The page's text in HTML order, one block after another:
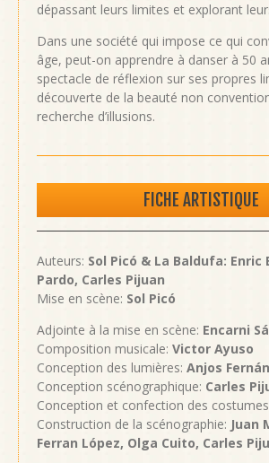
dépassant leurs limites et explorant
Dans une société qui impose ce qui
âge, peut-on apprendre à danser à 50
spectacle de réflexion sur ses propres
découverte de la beauté non
recherche d’illusions.
FICHE ARTISTIQUE
Auteurs: Sol Picó & La Baldufa: Enric
Pardo, Carles Pijuan
Mise en scène: Sol Picó
Adjointe à la mise en scène: Encarni
Composition musicale: Victor Ayuso
Conception des lumières: Anjos
Conception scénographique: Carles
Conception et confection des
Construction de la scénographie: Juan
Ferran López, Olga Cuito, Carles